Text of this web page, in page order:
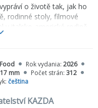
o životě tak, jak ho
rodinné stoly, filmové
v italsko-americké rodině,
potřebu. Bylo
rodinné recepty,
osobní momenty. Tucci
ale zároveň s upřímností,
Rok vydania: 2026
mm Počet strán: 312
čeština
KAZDA